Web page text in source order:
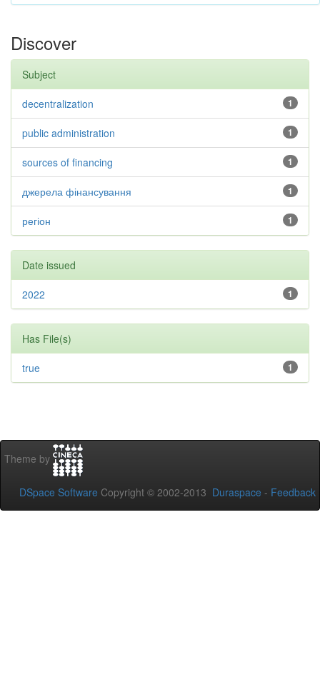
Discover
Subject
1
decentralization
1
public administration
1
sources of financing
1
джерела фінансування
1
регіон
Date issued
1
2022
Has File(s)
1
true
Theme by
DSpace Software Copyright © 2002-2013 Duraspace - Feedback